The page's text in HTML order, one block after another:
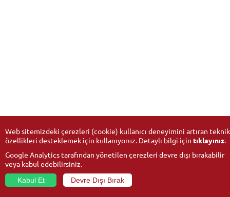
Web sitemizdeki çerezleri (cookie) kullanıcı deneyimini artıran teknik
özellikleri desteklemek için kullanıyoruz. Detaylı bilgi için tıklayınız.
Google Analytics tarafından yönetilen çerezleri devre dışı bırakabilir
veya kabul edebilirsiniz.
Kabul Et
Devre Dışı Bırak
© 2026Anadolu Üniversitesi- Tüm hakları saklıdır.